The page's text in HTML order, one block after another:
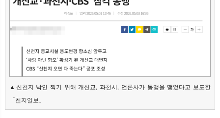
▲신천지 낙인 찍기 위해 개신교, 과천시, 언론사가 동맹을 맺었다고 보도한
「천지일보」